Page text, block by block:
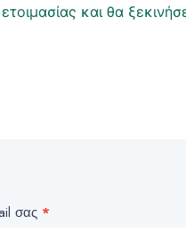
και θα
σας *